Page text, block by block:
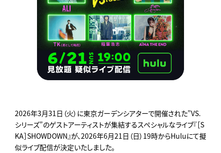
2026年3月31日（火）に東京ガーデンシアターで開催された”VS.
シリーズ”のゲストアーティストが集結するスペシャルなライブ『［S
KA］SHOWDOWN』が、2026年6月21日（日）19時からHuluにて擬
似ライブ配信が決定いたしました。